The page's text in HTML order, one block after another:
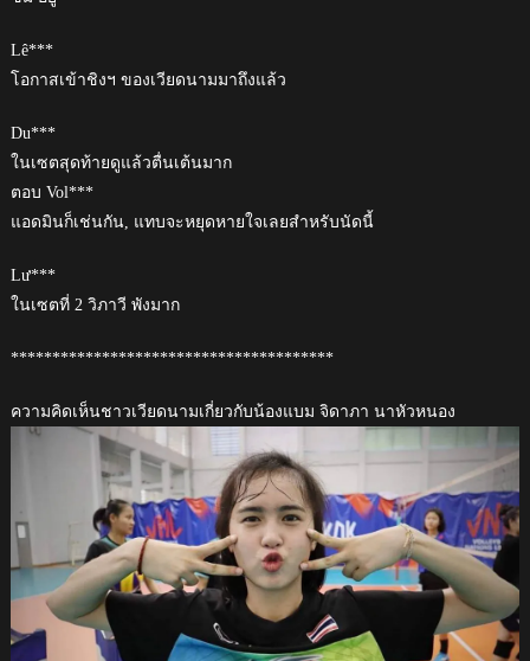
Lê***
โอกาสเข้าชิงฯ ของเวียดนามมาถึงแล้ว
Du***
ในเซตสุดท้ายดูแล้วตื่นเต้นมาก
ตอบ Vol***
แอดมินก็เช่นกัน, แทบจะหยุดหายใจเลยสำหรับนัดนี้
Lư***
ในเซตที่ 2 วิภาวี พังมาก
***************************************
ความคิดเห็นชาวเวียดนามเกี่ยวกับน้องแบม จิดาภา นาหัวหนอง